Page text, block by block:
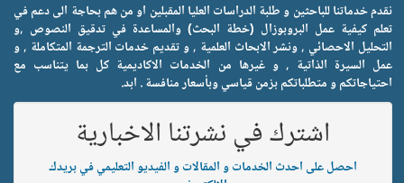
نقدم خدماتنا للباحثين و طلبة الدراسات العليا المقبلين او من هم بحاجة الى دعم في
تعلم كيفية عمل البروبوزال (خطة البحث) والمساعدة في تدقيق النصوص ,و
التحليل الاحصائي , ونشر الابحاث العلمية , و تقديم خدمات الترجمة المتكاملة , و
عمل السيرة الذاتية , و غيرها من الخدمات الاكاديمية كل بما يتناسب مع
احتياجاتكم و متطلباتكم بزمن قياسي وبأسعار منافسة . ابد.
اشترك في نشرتنا الاخبارية
احصل على احدث الخدمات و المقالات و الفيديو التعليمي في بريدك